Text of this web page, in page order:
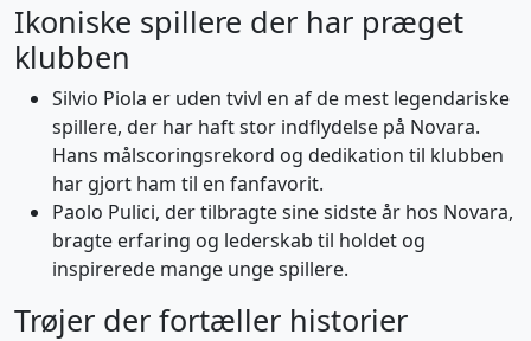
Ikoniske spillere der har præget
klubben
Silvio Piola er uden tvivl en af de mest legendariske
spillere, der har haft stor indflydelse på Novara.
Hans målscoringsrekord og dedikation til klubben
har gjort ham til en fanfavorit.
Paolo Pulici, der tilbragte sine sidste år hos Novara,
bragte erfaring og lederskab til holdet og
inspirerede mange unge spillere.
Trøjer der fortæller historier